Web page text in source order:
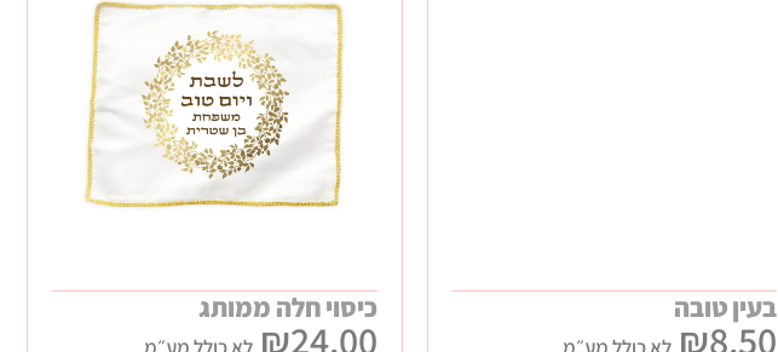
בעין טובה
₪8.50
כיסוי חלה ממותג
₪24.00